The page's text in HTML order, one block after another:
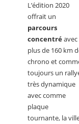
L’édition 2020
offrait un
parcours
concentréavec
plus de 160 km
chrono et
toujours un
très dynamique
avec comme
plaque
tournante, la